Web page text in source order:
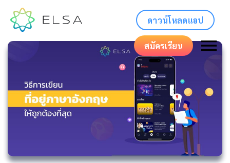
ดาวน์โหลดแอป
สมัครเรียน